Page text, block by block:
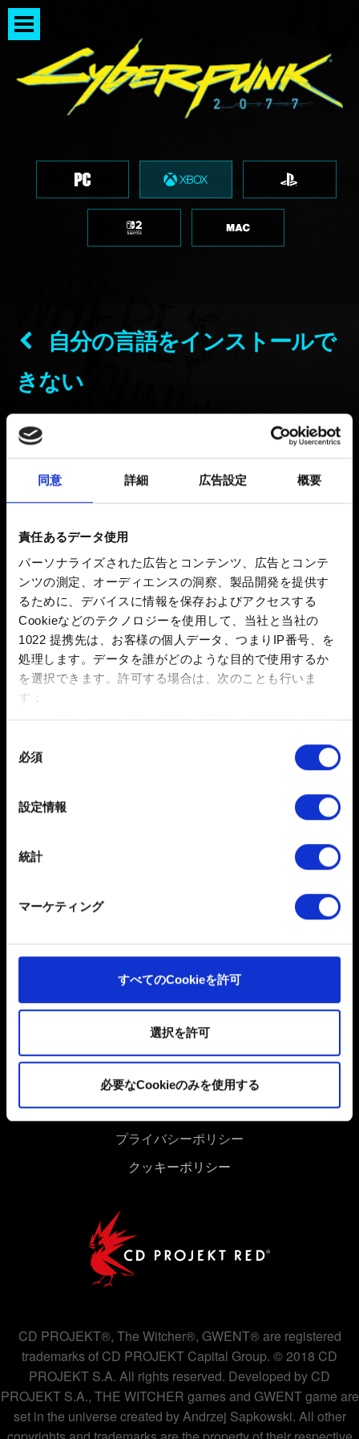
同意 詳細 広告設定 概要
責任あるデータ使用
パーソナライズされた広告とコンテンツ、広告とコンテ
ンツの測定、オーディエンスの洞察、製品開発を提供す
るために、デバイスに情報を保存およびアクセスする
Cookieなどのテクノロジーを使用して、当社と当社の
1022 提携先は、お客様の個人データ、つまりIP番号、を
処理します。データを誰がどのような目的で使用するか
を選択できます。 許可する場合は、次のことも行いま
す：
数メートル以内の誤差の地理的な位置情報を収集
特定の特性（フィンガープリント）を積極的にス
詳細セクション
で個人データの処理方法と設定を行って
ください。「Cookie宣言」からいつでも同意を変更また
だくために必要なものです。その他のCookieは、ウェブ
サイトの品質向上のために、オプションとして技術的お
た、ソーシャルメディア上などでお客様が興味を持ちそ
うなコンテンツをお届けするために、一部のCookieをパ
これらのオプションが有効になることはありません。
細は、下記の「設定」メニューでご確認ください。
必須
設定情報
統計
マーケティング
すべてのCookieを許可
選択を許可
必要なCookieのみを使用する
自分の言語をインストールで
きない
新着 5年前 更新 4ヶ月前
するため、ダウンロードする必要があります。
メインメニューで「
ストール」の言語を選び、横のアイコンを選んでくださ
い（記憶装置が十分かどうか確認ください）。
※地域の対応言語しかダウンロードできません。他の地
域の言語が利用不可能です。対応言語の詳細は、こちら
の記事をご確認ください。
お困りですか
ソーシャルメディア
ユーザー同意書
プライバシーポリシー
クッキーポリシー
CD PROJEKT®, The Witcher®, GWENT® are registered
trademarks of CD PROJEKT Capital Group. © 2018 CD
PROJEKT S.A. All rights reserved. Developed by CD
PROJEKT S.A., THE WITCHER games and GWENT game are
set in the universe created by Andrzej Sapkowski. All other